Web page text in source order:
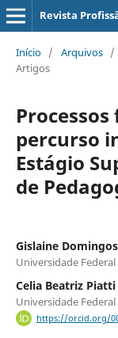
Revista
Início / Arquivos /
Artigos
percurso
Estágio
de
Gislaine
Universidade
Celia Beatriz Piatti
Universidade
https://orcid.org/